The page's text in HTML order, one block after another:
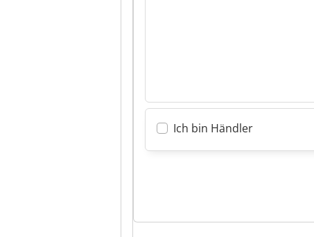
Ich bin Händler